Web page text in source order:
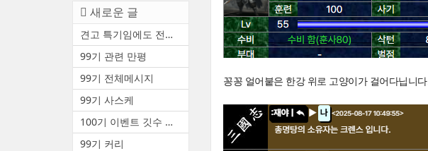
꽁꽁 얼어붙은 한강 위로 고양이가 걸어다닙니다.
새로운 글
견고 특기임에도 전투중 부상 ...
99기 관련 만평
99기 전체메시지
99기 사스케
100기 이벤트 깃수 안내(수정3)
99기 커리